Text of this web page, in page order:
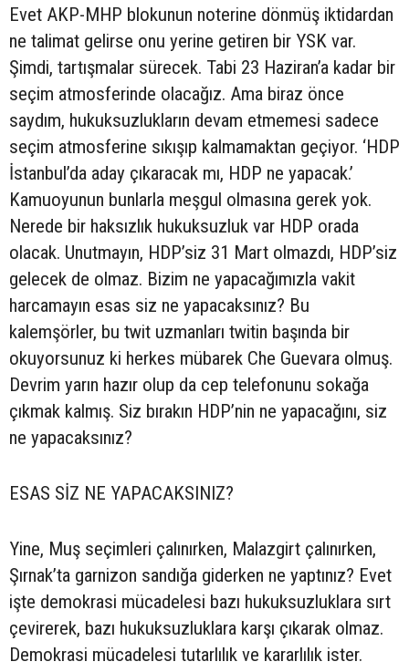
Evet AKP-MHP blokunun noterine dönmüş iktidardan
ne talimat gelirse onu yerine getiren bir YSK var.
Şimdi, tartışmalar sürecek. Tabi 23 Haziran’a kadar bir
seçim atmosferinde olacağız. Ama biraz önce
saydım, hukuksuzlukların devam etmemesi sadece
seçim atmosferine sıkışıp kalmamaktan geçiyor. ‘HDP
İstanbul’da aday çıkaracak mı, HDP ne yapacak.’
Kamuoyunun bunlarla meşgul olmasına gerek yok.
Nerede bir haksızlık hukuksuzluk var HDP orada
olacak. Unutmayın, HDP’siz 31 Mart olmazdı, HDP’siz
gelecek de olmaz. Bizim ne yapacağımızla vakit
harcamayın esas siz ne yapacaksınız? Bu
kalemşörler, bu twit uzmanları twitin başında bir
okuyorsunuz ki herkes mübarek Che Guevara olmuş.
Devrim yarın hazır olup da cep telefonunu sokağa
çıkmak kalmış. Siz bırakın HDP’nin ne yapacağını, siz
ne yapacaksınız?
ESAS SİZ NE YAPACAKSINIZ?
Yine, Muş seçimleri çalınırken, Malazgirt çalınırken,
Şırnak’ta garnizon sandığa giderken ne yaptınız? Evet
işte demokrasi mücadelesi bazı hukuksuzluklara sırt
çevirerek, bazı hukuksuzluklara karşı çıkarak olmaz.
Demokrasi mücadelesi tutarlılık ve kararlılık ister.